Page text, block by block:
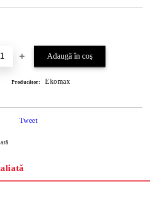
Producător: Ekomax
Tweet